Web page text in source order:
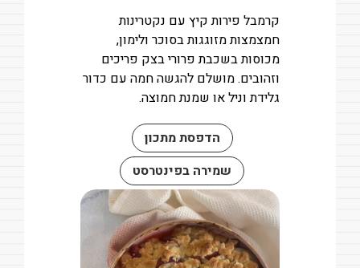
קרמבל פירות קיץ עם נקטרינות
חמצמצות מזוגגות בסוכר ולימון,
מכוסות בשכבת פרורי בצק פריכים
וזהובים. מושלם להגשה חמה עם כדור
גלידת וניל או שמנת חמוצה.
הדפסת מתכון
שמירה בפינטרסט